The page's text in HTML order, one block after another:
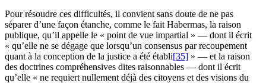
Pour résoudre ces difficultés, il convient sans doute de ne pas
séparer d’une façon étanche, comme le fait Habermas, la raison
publique, qu’il appelle le « point de vue impartial » — dont il écrit
« qu’elle ne se dégage que lorsqu’un consensus par recoupement
quant à la conception de la justice a été établi[35] » — et la raison
des doctrines compréhensives dites raisonnables — dont il écrit
qu’elle « ne requiert nullement déjà des citoyens et des visions du